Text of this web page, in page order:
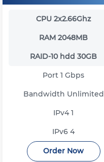
CPU 2x2.66Ghz
RAM 2048MB
RAID-10 hdd 30GB
Port 1 Gbps
Bandwidth Unlimited
IPv41
IPv6 4
Order Now